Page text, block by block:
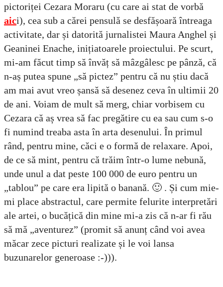
pictoriței Cezara Moraru (cu care ai stat de vorbă
aici), cea sub a cărei pensulă se desfășoară întreaga
activitate, dar și datorită jurnalistei Maura Anghel și
Geaninei Enache, inițiatoarele proiectului. Pe scurt,
mi-am făcut timp să învăț să mâzgâlesc pe pânză, că
n-aș putea spune „să pictez” pentru că nu știu dacă
am mai avut vreo șansă să desenez ceva în ultimii 20
de ani. Voiam de mult să merg, chiar vorbisem cu
Cezara că aș vrea să fac pregătire cu ea sau cum s-o
fi numind treaba asta în arta desenului. În primul
rând, pentru mine, căci e o formă de relaxare. Apoi,
de ce să mint, pentru că trăim într-o lume nebună,
unde unul a dat peste 100 000 de euro pentru un
„tablou” pe care era lipită o banană. 🙂 . Și cum mie-
mi place abstractul, care permite felurite interpretări
ale artei, o bucățică din mine mi-a zis că n-ar fi rău
să mă „aventurez” (promit să anunț când voi avea
măcar zece picturi realizate și le voi lansa
buzunarelor generoase :-))).